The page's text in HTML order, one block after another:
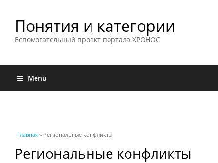
Понятия и категории
Вспомогательный проект портала ХРОНОС
Menu
Вы здесь
Главная » Региональные конфликты
Региональные конфликты